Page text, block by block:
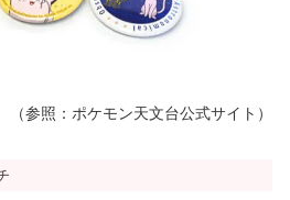
（参照：ポケモン天文台公式サイト）